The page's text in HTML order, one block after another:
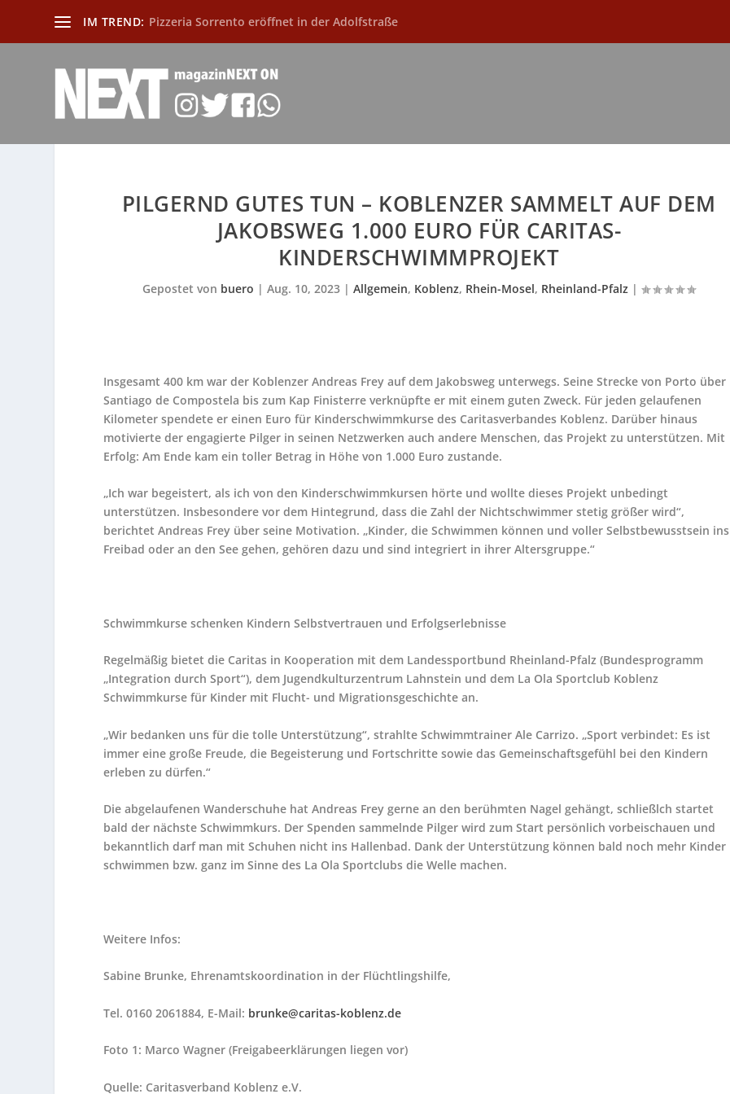
IM TREND: Pizzeria Sorrento eröffnet in der Adolfstraße
PILGERND GUTES TUN – KOBLENZER SAMMELT AUF DEM
JAKOBSWEG 1.000 EURO FÜR CARITAS-
KINDERSCHWIMMPROJEKT
Gepostet von buero |Aug. 10, 2023 |Allgemein, Koblenz, Rhein-Mosel, Rheinland-Pfalz |
Insgesamt 400 km war der Koblenzer Andreas Frey auf dem Jakobsweg unterwegs. Seine Strecke von Porto über
Santiago de Compostela bis zum Kap Finisterre verknüpfte er mit einem guten Zweck. Für jeden gelaufenen
Kilometer spendete er einen Euro für Kinderschwimmkurse des Caritasverbandes Koblenz. Darüber hinaus
motivierte der engagierte Pilger in seinen Netzwerken auch andere Menschen, das Projekt zu unterstützen. Mit
Erfolg: Am Ende kam ein toller Betrag in Höhe von 1.000 Euro zustande.
„Ich war begeistert, als ich von den Kinderschwimmkursen hörte und wollte dieses Projekt unbedingt
unterstützen. Insbesondere vor dem Hintegrund, dass die Zahl der Nichtschwimmer stetig größer wird“,
berichtet Andreas Frey über seine Motivation. „Kinder, die Schwimmen können und voller Selbstbewusstsein ins
Freibad oder an den See gehen, gehören dazu und sind integriert in ihrer Altersgruppe.“
Schwimmkurse schenken Kindern Selbstvertrauen und Erfolgserlebnisse
Regelmäßig bietet die Caritas in Kooperation mit dem Landessportbund Rheinland-Pfalz (Bundesprogramm
„Integration durch Sport“), dem Jugendkulturzentrum Lahnstein und dem La Ola Sportclub Koblenz
Schwimmkurse für Kinder mit Flucht- und Migrationsgeschichte an.
„Wir bedanken uns für die tolle Unterstützung“, strahlte Schwimmtrainer Ale Carrizo. „Sport verbindet: Es ist
immer eine große Freude, die Begeisterung und Fortschritte sowie das Gemeinschaftsgefühl bei den Kindern
erleben zu dürfen.“
Die abgelaufenen Wanderschuhe hat Andreas Frey gerne an den berühmten Nagel gehängt, schließlch startet
bald der nächste Schwimmkurs. Der Spenden sammelnde Pilger wird zum Start persönlich vorbeischauen und
bekanntlich darf man mit Schuhen nicht ins Hallenbad. Dank der Unterstützung können bald noch mehr Kinder
schwimmen bzw. ganz im Sinne des La Ola Sportclubs die Welle machen.
Weitere Infos:
Sabine Brunke, Ehrenamtskoordination in der Flüchtlingshilfe,
Tel. 0160 2061884, E-Mail: brunke@caritas-koblenz.de
Foto 1: Marco Wagner (Freigabeerklärungen liegen vor)
Quelle: Caritasverband Koblenz e.V.